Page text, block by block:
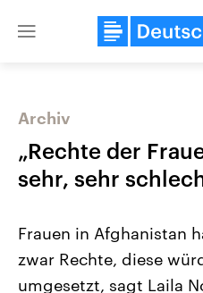
Close
Archiv
„Rechte der
sehr, sehr
Frauen in Afghanistan
zwar Rechte, diese
umgesetzt, sagt Laila